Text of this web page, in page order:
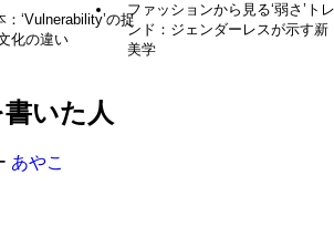
‘Vulnerability’の捉
化の違い
ファッションから見る‘弱さ’ト
ンド：ジェンダーレスが示す新
美学
いた人
あやこ